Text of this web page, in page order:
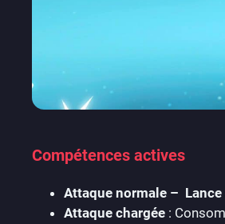
Compétences actives
Attaque normale –
Attaque chargée :